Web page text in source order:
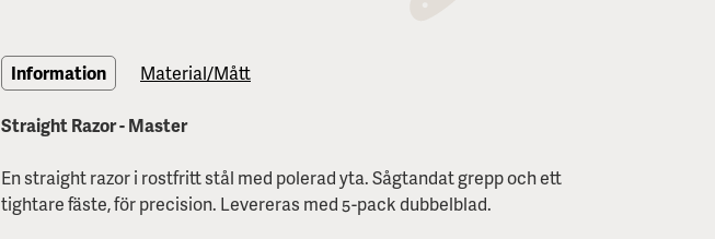
Information Material/Mått
Straight Razor - Master
En straight razor i rostfritt stål med polerad yta. Sågtandat grepp och ett
tightare fäste, för precision. Levereras med 5-pack dubbelblad.